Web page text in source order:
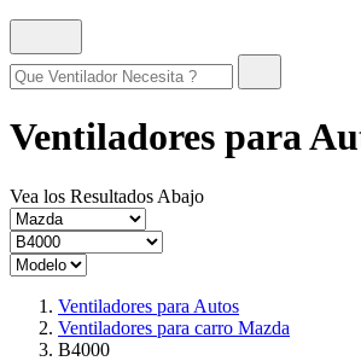
Ventiladores para
Vea los Resultados Abajo
Ventiladores para Autos
Ventiladores para carro Mazda
B4000